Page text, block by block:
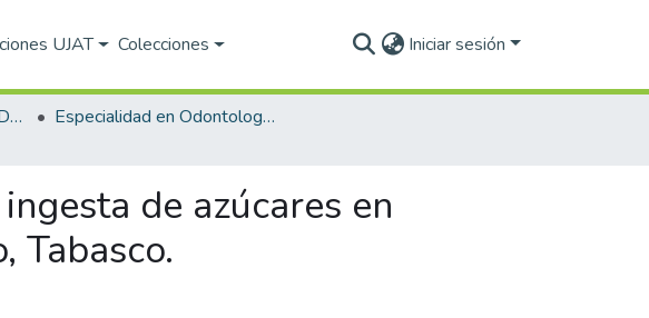
UJAT Colecciones Iniciar sesión
TE-Ciencias de la Salud (DACS)
Especialidad en Odontología Infantil (PNPC)
de azúcares en
Tabasco.